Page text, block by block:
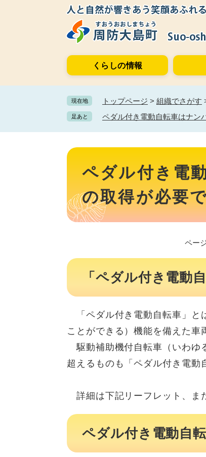
くらしの情報
現在地 トップページ > 組織でさがす
足あと ペダル付き電動自転車はナン
本
ペダル付き電
の取得が必要
ペー
「ペダル付き電動
「ペダル付き電動自転車」と
ことができる）機能を備えた車
駆動補助機付自転車（いわゆ
超えるものも「ペダル付き電動
詳細は下記リーフレット、ま
ペダル付き電動自